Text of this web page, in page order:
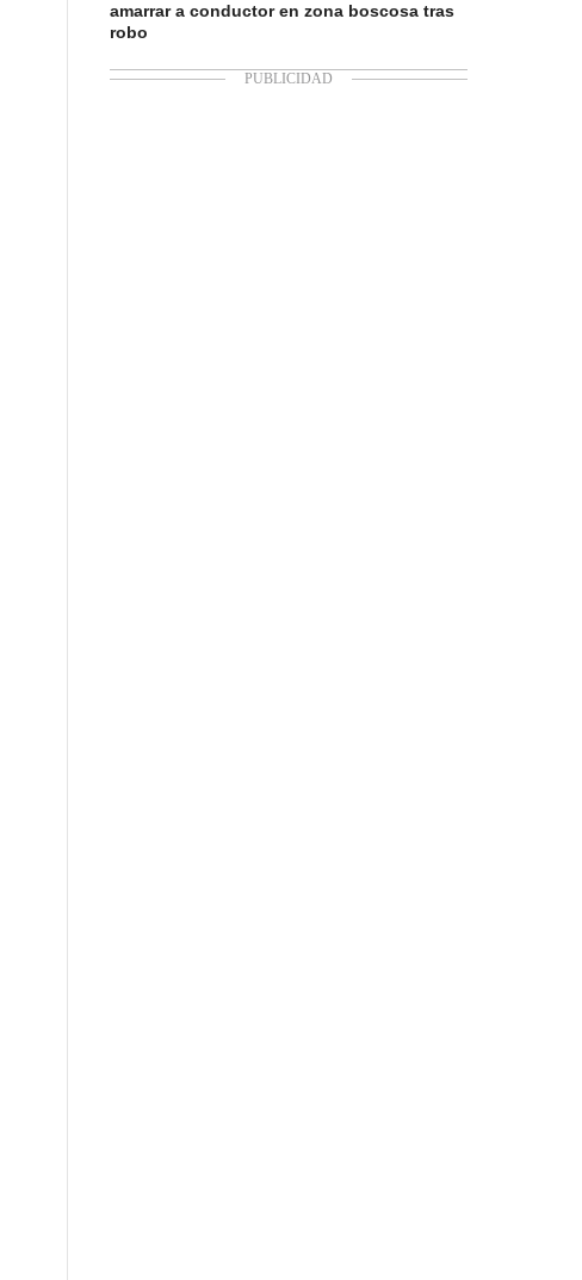
amarrar a conductor en zona boscosa tras
robo